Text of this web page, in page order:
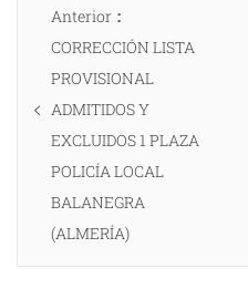
entradas
Anterior
anterior:
CORRECCIÓN LISTA
PROVISIONAL
ADMITIDOS Y
EXCLUIDOS 1 PLAZA
POLICÍA LOCAL
BALANEGRA
(ALMERÍA)